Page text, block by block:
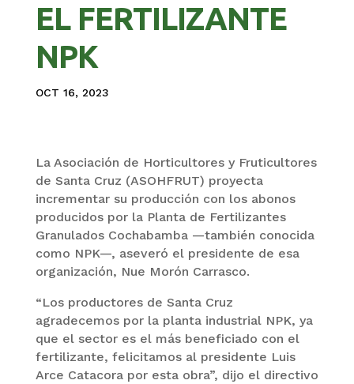
EL FERTILIZANTE
NPK
OCT 16, 2023
La Asociación de Horticultores y Fruticultores
de Santa Cruz (ASOHFRUT) proyecta
incrementar su producción con los abonos
producidos por la Planta de Fertilizantes
Granulados Cochabamba —también conocida
como NPK—, aseveró el presidente de esa
organización, Nue Morón Carrasco.
“Los productores de Santa Cruz
agradecemos por la planta industrial NPK, ya
que el sector es el más beneficiado con el
fertilizante, felicitamos al presidente Luis
Arce Catacora por esta obra”, dijo el directivo